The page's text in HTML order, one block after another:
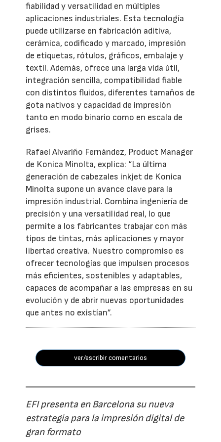
fiabilidad y versatilidad en múltiples
aplicaciones industriales. Esta tecnología
puede utilizarse en fabricación aditiva,
cerámica, codificado y marcado, impresión
de etiquetas, rótulos, gráficos, embalaje y
textil. Además, ofrece una larga vida útil,
integración sencilla, compatibilidad fiable
con distintos fluidos, diferentes tamaños de
gota nativos y capacidad de impresión
tanto en modo binario como en escala de
grises.
Rafael Alvariño Fernández, Product Manager
de Konica Minolta, explica: “La última
generación de cabezales inkjet de Konica
Minolta supone un avance clave para la
impresión industrial. Combina ingeniería de
precisión y una versatilidad real, lo que
permite a los fabricantes trabajar con más
tipos de tintas, más aplicaciones y mayor
libertad creativa. Nuestro compromiso es
ofrecer tecnologías que impulsen procesos
más eficientes, sostenibles y adaptables,
capaces de acompañar a las empresas en su
evolución y de abrir nuevas oportunidades
que antes no existían”.
ver/escribir comentarios
EFI presenta en Barcelona su nueva
estrategia para la impresión digital de
gran formato